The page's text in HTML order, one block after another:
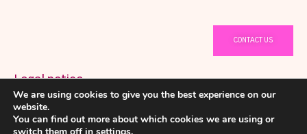
CONTACT US
Legal notice
Privacy Policy
Cookies policy
@ Copyright 2023 Netwomening
We are using cookies to give you the best experience on our
website.
You can find out more about which cookies we are using or